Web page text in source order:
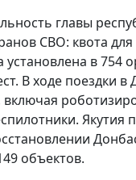
главы
СВО: квота для
установлена в 754
В ходе поездки
включая
Якутия
объектов.